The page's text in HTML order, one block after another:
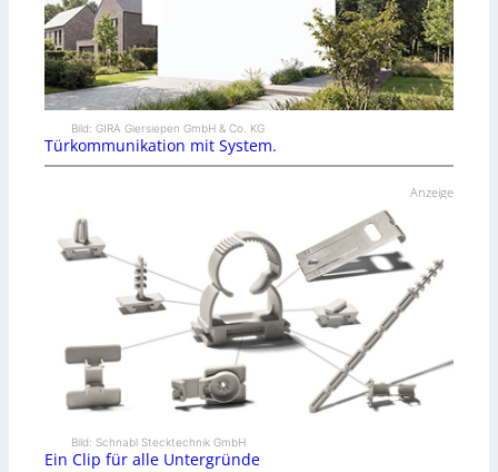
Bild: GIRA Giersiepen GmbH & Co. KG
Türkommunikation mit System.
Anzeige
Bild: Schnabl Stecktechnik GmbH
Ein Clip für alle Untergründe